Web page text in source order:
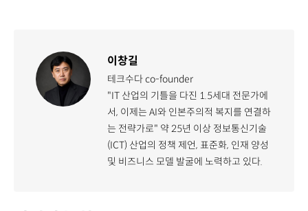
이창길
테크수다 co-founder
"IT 산업의 기틀을 다진 1.5세대 전문가에
서, 이제는 AI와 인본주의적 복지를 연결하
는 전략가로" 약 25년 이상 정보통신기술
(ICT) 산업의 정책 제언, 표준화, 인재 양성
및 비즈니스 모델 발굴에 노력하고 있다.